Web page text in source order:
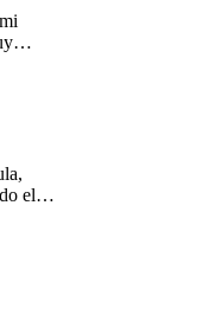
ella
el
es